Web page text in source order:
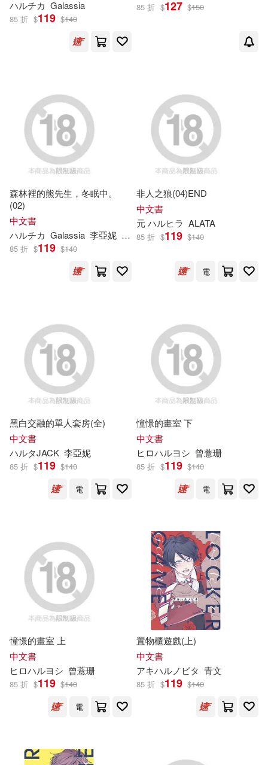
トップマーシャル(10)
フジキハルカ(10)
浅乃ハルミ(10) 羽純ハナ(10)
ももやま(9)
乙アリス(9) 尾崎晶(9)
森田りょう(9) 築地俊彥(9)
h.m.p(8)
グラフィティジャパン(8)
タカハル(8) チェリーズ(8)
ハルノ晴(8) 冬夏アキハル(8)
流川莉央(8)
SS-Paradise(7)
ヒロハルヨシ(7)
プレステージ出版(7)
マーキュリー(7)
易博士出版社(10)
スクウェア・エニックス(9)
マイクロマガジン社(9)
彗星社(9)
アース・スター エンターテイメン
スターツ出版(8)
河出書房新社(8)
フェアリー(7)
ホビージャパン(7)
ヤマハミュージック(7)
三榮書房(7) Aniplex(6)
CCCメディアハウス(6)
アシェット・コレクションズ・ジ
ャパン(6)
エンスカイ(6)
オーバーラップ(6)
カルチュア・エンタテインメント
ソニー・ミュージックレーベルズ
ペンギンパレード(6)
ハルチカ Galassia
85 折 $119 $140
85 折 $127 $150
森林裡的熊先生，冬眠中。
(02)
中文書
ハルチカ Galassia 李亞妮 都雪
85 折 $119 $140
非人之狼(04)END
中文書
元ハルヒラ ALATA
85 折 $119 $140
電
黑白交融的單人套房(全)
中文書
ハルタJACK 李亞妮
85 折 $119 $140
電
憧憬的畫室 下
中文書
ヒロハルヨシ 曾薏珊
85 折 $119 $140
電
憧憬的畫室 上
中文書
ヒロハルヨシ 曾薏珊
85 折 $119 $140
電
置物櫃遊戲(上)
中文書
アキハルノビタ 青文
85 折 $119 $140